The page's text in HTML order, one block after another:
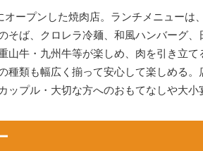
オープンした焼肉店。ランチメニュー
そば、クロレラ冷麺、和風ハンバーグ
山牛・九州牛等が楽しめ、肉を引き立
種類も幅広く揃って安心して楽しめる
ップル・大切な方へのおもてなしや大